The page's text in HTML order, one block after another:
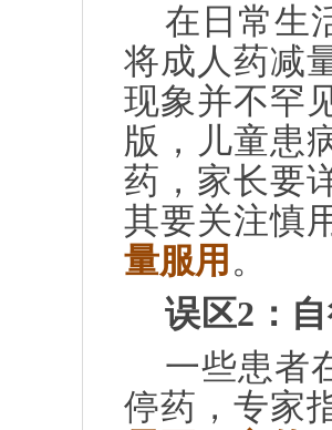
在日常生
将成人药减
现象并不罕
版，儿童患
药，家长要
其要关注慎
量服用 。
误区2 ：
一些患者
停药，专家